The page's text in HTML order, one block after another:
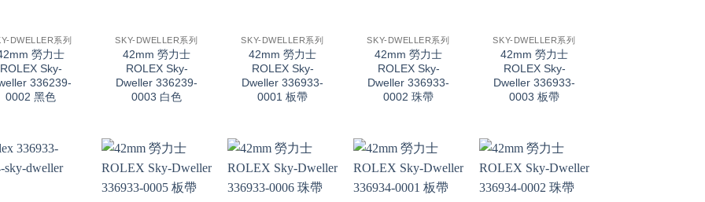
DWELLER系列
勞力士
ROLEX Sky-
336239-
0002 黑色
SKY-DWELLER系列
42mm 勞力士
ROLEX Sky-
Dweller 336239-
0003 白色
SKY-DWELLER系列
42mm 勞力士
ROLEX Sky-
Dweller 336933-
0001 板帶
SKY-DWELLER系列
42mm 勞力士
ROLEX Sky-
Dweller 336933-
0002 珠帶
SKY-DWELLER系列
42mm 勞力士
ROLEX Sky-
Dweller 336933-
0003 板帶